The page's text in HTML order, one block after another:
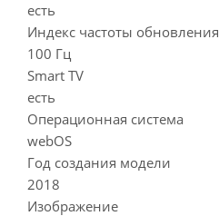
есть
Индекс частоты обновления
100 Гц
Smart TV
есть
Операционная система
webOS
Год создания модели
2018
Изображение